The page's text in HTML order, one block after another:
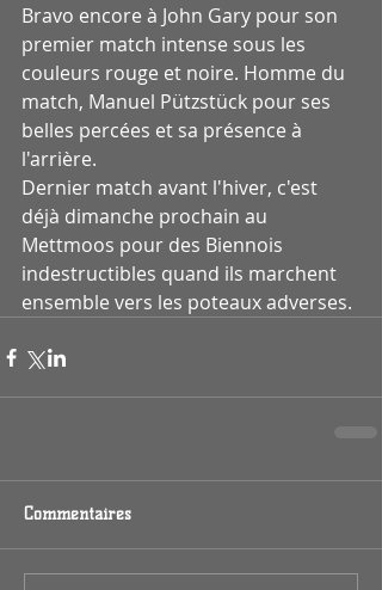
Bravo encore à John Gary pour son
premier match intense sous les
couleurs rouge et noire. Homme du
match, Manuel Pützstück pour ses
belles percées et sa présence à
l'arrière.
Dernier match avant l'hiver, c'est
déjà dimanche prochain au
Mettmoos pour des Biennois
indestructibles quand ils marchent
ensemble vers les poteaux adverses.
Commentaires